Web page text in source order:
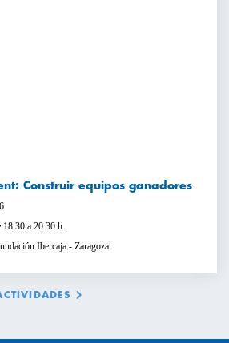
Construir equipos ganadores
18.30 a 20.30 h.
Ibercaja - Zaragoza